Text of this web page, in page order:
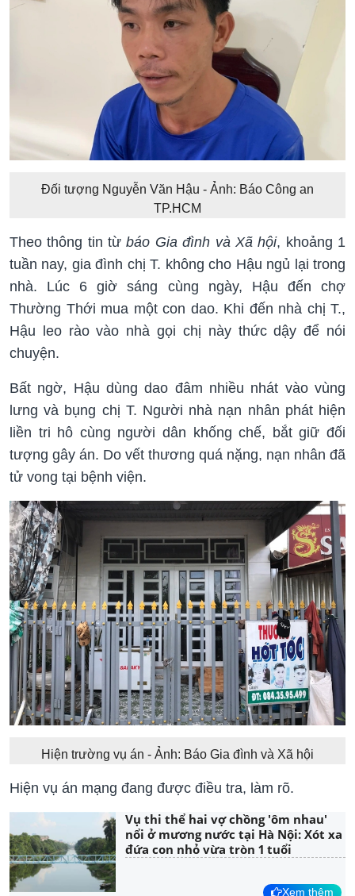
Đối tượng Nguyễn Văn Hậu - Ảnh: Báo Công an
TP.HCM
Theo thông tin từbáo Gia đình và Xã hội, khoảng 1
tuần nay, gia đình chị T. không cho Hậu ngủ lại trong
nhà. Lúc 6 giờ sáng cùng ngày, Hậu đến chợ
Thường Thới mua một con dao. Khi đến nhà chị T.,
Hậu leo rào vào nhà gọi chị này thức dậy để nói
chuyện.
Bất ngờ, Hậu dùng dao đâm nhiều nhát vào vùng
lưng và bụng chị T. Người nhà nạn nhân phát hiện
liền tri hô cùng người dân khống chế, bắt giữ đối
tượng gây án. Do vết thương quá nặng, nạn nhân đã
tử vong tại bệnh viện.
Hiện trường vụ án - Ảnh: Báo Gia đình và Xã hội
Hiện vụ án mạng đang được điều tra, làm rõ.
Vụ thi thể hai vợ chồng 'ôm nhau'
nổi ở mương nước tại Hà Nội: Xót xa
đứa con nhỏ vừa tròn 1 tuổi
Xem thêm